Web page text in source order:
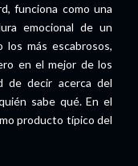
funciona como una
emocional de un
los más escabrosos,
en el mejor de los
de decir acerca del
sabe qué. En el
producto típico del